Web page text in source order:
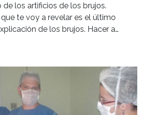
de los artificios de los brujos.
te voy a revelar es el último
de los brujos. Hacer a…